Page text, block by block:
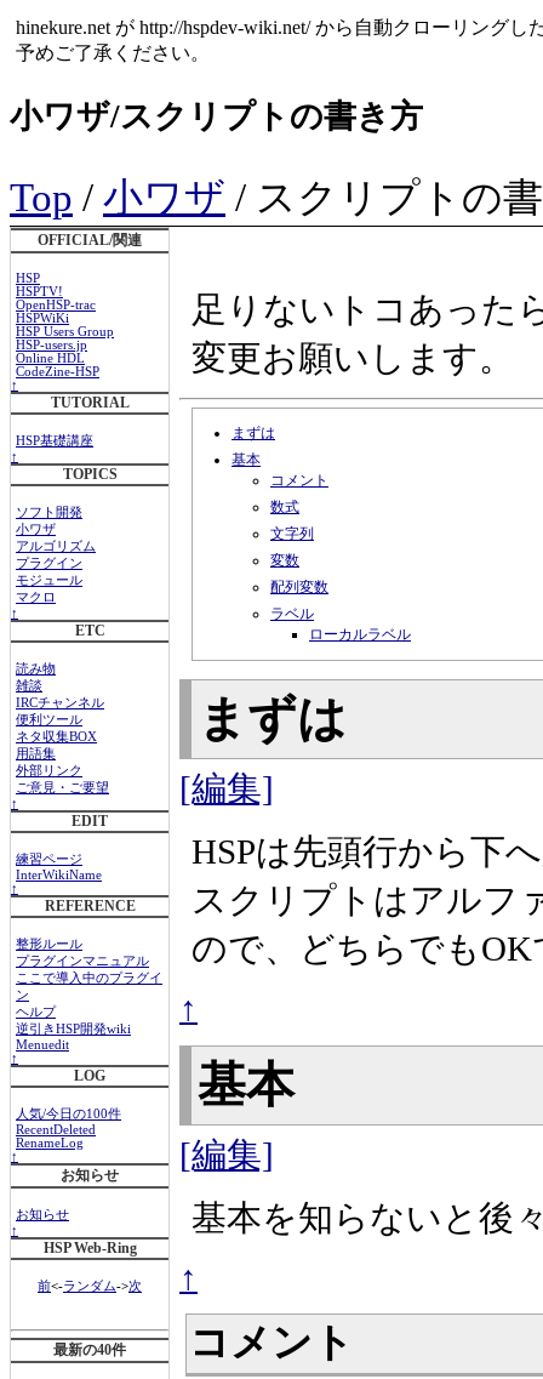
hinekure.net が http://hspdev-wiki.net/ から自動クローリング
予めご了承ください。
小ワザ/スクリプトの書き方
Top / 小ワザ / スクリプトの
OFFICIAL/関連
HSP
HSPTV!
OpenHSP-trac
HSPWiKi
HSP Users Group
HSP-users.jp
Online HDL
CodeZine-HSP
↑
TUTORIAL
HSP基礎講座
↑
TOPICS
ソフト開発
小ワザ
アルゴリズム
プラグイン
モジュール
マクロ
↑
ETC
読み物
雑談
IRCチャンネル
便利ツール
ネタ収集BOX
用語集
外部リンク
ご意見・ご要望
↑
EDIT
練習ページ
InterWikiName
↑
REFERENCE
整形ルール
プラグインマニュアル
ここで導入中のプラグイ
ン
ヘルプ
逆引きHSP開発wiki
Menuedit
↑
LOG
人気/今日の100件
RecentDeleted
RenameLog
↑
お知らせ
お知らせ
↑
HSP Web-Ring
前<-ランダム->次
最新の40件
足りないトコあった
変更お願いします。
まずは
基本
コメント
数式
文字列
変数
配列変数
ラベル
ローカルラベル
まずは
[編集]
HSPは先頭行から下
スクリプトはアルフ
ので、どちらでもOK
↑
基本
[編集]
基本を知らないと後
↑
コメント